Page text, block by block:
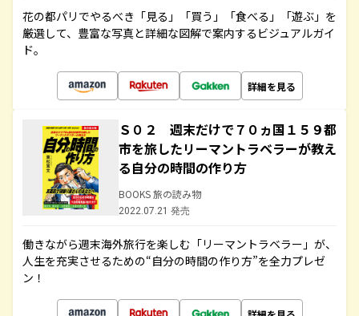
花の都パリでやるべき「見る」「買う」「食べる」「遊ぶ」を
厳選して、豊富な写真と詳細な図解で案内するビジュアルガイ
ド。
詳細を見る
Ｓ０２ 週末だけで７０ヵ国１５９都
市を旅したリーマントラベラーが教え
る自分の時間の作り方
BOOKS 旅の読み物
2022.07.21 発売
働きながら週末海外旅行を楽しむ「リーマントラベラー」が、
人生を充実させるための“自分の時間の作り方”を全力プレゼ
ン！